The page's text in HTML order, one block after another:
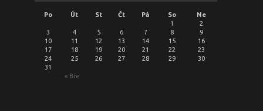
Po Út St Čt Pá So Ne
« Bře
1
2
3
4 5 6 7 8
9
10
11 12 13 14 15
16
17
18 19 20 21 22
23
24
25 26 27 28 29
30
31